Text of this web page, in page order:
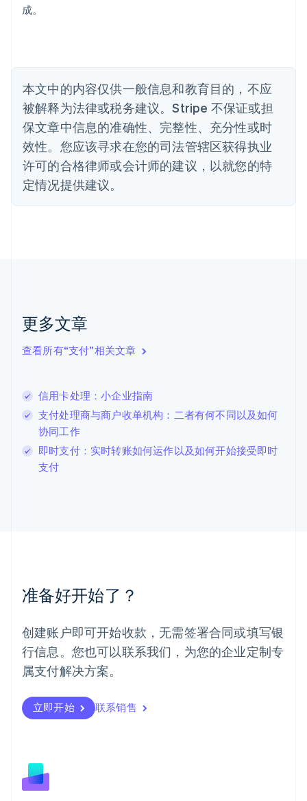
成。
本文中的内容仅供一般信息和教育目的，不应
被解释为法律或税务建议。Stripe 不保证或担
保文章中信息的准确性、完整性、充分性或时
效性。您应该寻求在您的司法管辖区获得执业
许可的合格律师或会计师的建议，以就您的特
定情况提供建议。
更多文章
查看所有“支付”相关文章
信用卡处理：小企业指南
支付处理商与商户收单机构：二者有何不同以及如何
协同工作
即时支付：实时转账如何运作以及如何开始接受即时
支付
准备好开始了？
创建账户即可开始收款，无需签署合同或填写银
行信息。您也可以联系我们，为您的企业定制专
属支付解决方案。
立即开始 联系销售
比利时
波兰
English
丹麦
English
德国
Deutsch English
法国
FrançaisEnglish
芬兰
克罗地亚
EnglishItaliano
拉脱维亚
English
列支敦士登
DeutschEnglish
卢森堡
Français Deutsch
罗马尼亚
English
挪威
葡萄牙
Português English
日本
日本語English
瑞典
瑞士
DeutschFrançais
斯洛伐克
English
斯洛文尼亚